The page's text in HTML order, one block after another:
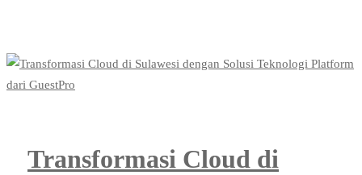
Transformasi Cloud di